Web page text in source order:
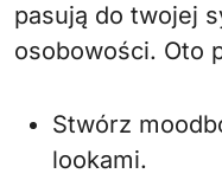
pasują do twojej
osobowości. Oto
Stwórz
lookami.